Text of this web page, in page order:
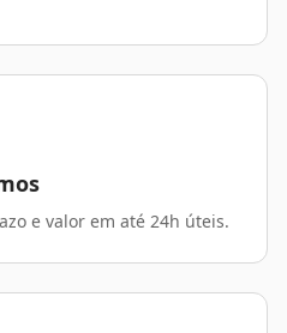
e valor em até 24h úteis.